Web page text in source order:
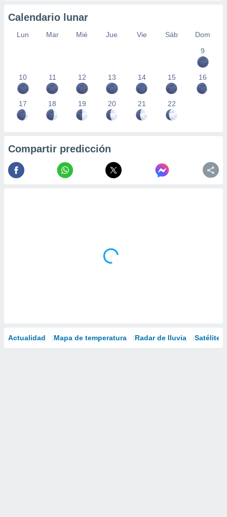
Calendario lunar
Lun Mar Mié Jue Vie Sáb
Dom
9
10 11 12 13 14 15 16
17 18 19 20 21 22
Compartir predicción
Actualidad Mapa de temperatura Radar de lluvia Satélites